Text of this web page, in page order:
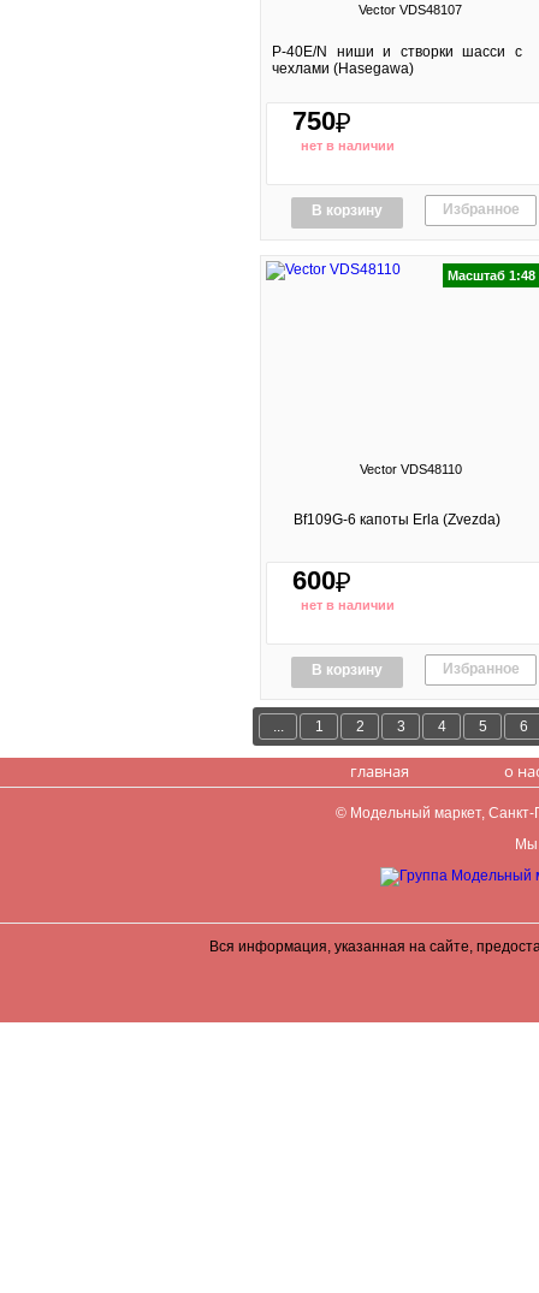
Vector VDS48107
P-40E/N ниши и створки шасси с
чехлами (Hasegawa)
750₽
нет в наличии
В корзину Избранное
Масштаб 1:48
Vector VDS48110
Bf109G-6 капоты Erla (Zvezda)
600₽
нет в наличии
В корзину Избранное
... 1 2 3 4 5 6
главная о
© Модельный маркет, Санкт-
Мы
Вся информация, указанная на сайте,